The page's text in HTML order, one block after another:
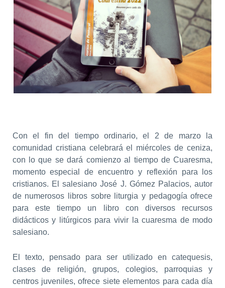
Con el fin del tiempo ordinario, el 2 de marzo la
comunidad cristiana celebrará el miércoles de ceniza,
con lo que se dará comienzo al tiempo de Cuaresma,
momento especial de encuentro y reflexión para los
cristianos. El salesianoJosé J. Gómez Palacios, autor
de numerosos libros sobre liturgia y pedagogía ofrece
para este tiempo un libro con diversos recursos
didácticos y litúrgicos para vivir la cuaresma de modo
salesiano.
El texto, pensado para ser utilizado en catequesis,
clases de religión, grupos, colegios, parroquias y
centros juveniles, ofrece siete elementos para cada día